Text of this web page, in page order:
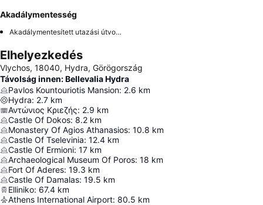
Akadálymentesség
Akadálymentesített utazási útvonal
Elhelyezkedés
Vlychos, 18040, Hydra, Görögország
Távolság innen: Bellevalia Hydra
Pavlos Kountouriotis Mansion: 2.6 km
Hydra: 2.7 km
Αντώνιος Κριεζής: 2.9 km
Castle Of Dokos: 8.2 km
Monastery Of Agios Athanasios: 10.8 km
Castle Of Tselevinia: 12.4 km
Castle Of Ermioni: 17 km
Archaeological Museum Of Poros: 18 km
Fort Of Aderes: 19.3 km
Castle Of Damalas: 19.5 km
Elliniko: 67.4 km
Athens International Airport: 80.5 km